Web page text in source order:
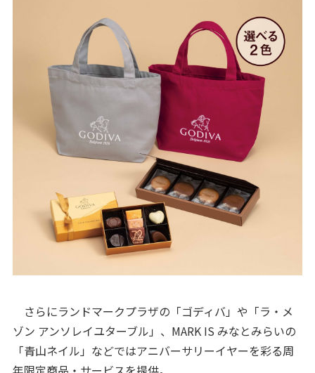
さらにランドマークプラザの「ゴディバ」や「ラ・メ
ゾン アンソレイユターブル」、MARK IS みなとみらいの
「青山ネイル」などではアニバーサリーイヤーを彩る周